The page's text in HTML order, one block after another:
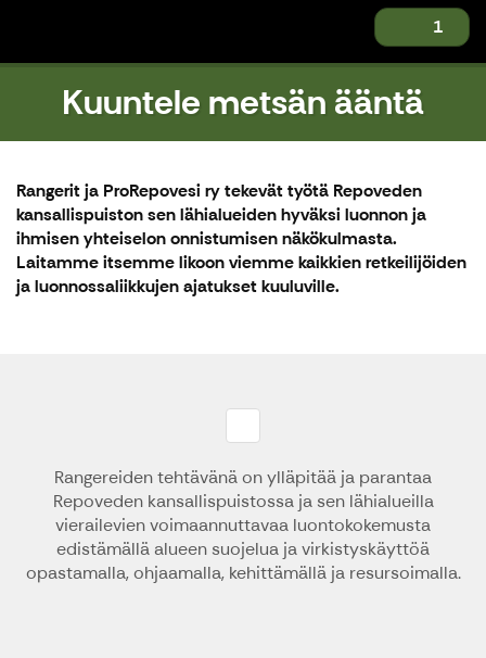
1
Kuuntele metsän ääntä
Rangerit ja ProRepovesi ry tekevät työtä Repoveden
kansallispuiston sen lähialueiden hyväksi luonnon ja
ihmisen yhteiselon onnistumisen näkökulmasta.
Laitamme itsemme likoon viemme kaikkien retkeilijöiden
ja luonnossaliikkujen ajatukset kuuluville.
Rangereiden tehtävänä on ylläpitää ja parantaa
Repoveden kansallispuistossa ja sen lähialueilla
vierailevien voimaannuttavaa luontokokemusta
edistämällä alueen suojelua ja virkistyskäyttöä
opastamalla, ohjaamalla, kehittämällä ja resursoimalla.